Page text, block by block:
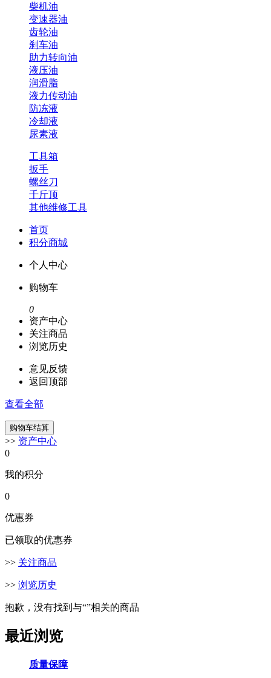
柴机油
变速器油
齿轮油
刹车油
助力转向油
液压油
润滑脂
液力传动油
防冻液
冷却液
尿素液
工具箱
扳手
螺丝刀
千斤顶
其他维修工具
首页
积分商城
个人中心
购物车
0
资产中心
关注商品
浏览历史
意见反馈
返回顶部
查看全部
>> 资产中心
0
我的积分
0
优惠券
已领取的优惠券
>> 关注商品
>> 浏览历史
抱歉，没有找到与“”相关的商品
最近浏览
质量保障